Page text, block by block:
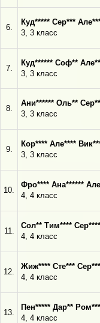
6.
Куд***** Сер***
3, 3 класс
7.
Куд****** Соф**
3, 3 класс
8.
Ани****** Оль**
3, 3 класс
9.
Кор**** Але****
3, 3 класс
10.
Фро**** Ана******
4, 4 класс
11.
Сол** Тим****
4, 4 класс
12.
Жиж**** Сте***
4, 4 класс
13.
Пен***** Дар**
4, 4 класс